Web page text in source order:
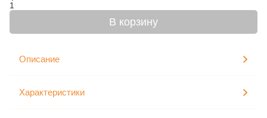
1
В корзину
Описание
Характеристики